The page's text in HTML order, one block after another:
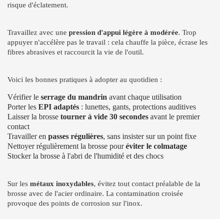
risque d'éclatement.
Travaillez avec une pression d'appui légère à modérée. Trop
appuyer n'accélère pas le travail : cela chauffe la pièce, écrase les
fibres abrasives et raccourcit la vie de l'outil.
Voici les bonnes pratiques à adopter au quotidien :
Vérifier le serrage du mandrin avant chaque utilisation
Porter les EPI adaptés : lunettes, gants, protections auditives
Laisser la brosse tourner à vide 30 secondes avant le premier
contact
Travailler en passes régulières, sans insister sur un point fixe
Nettoyer régulièrement la brosse pouréviter le colmatage
Stocker la brosse à l'abri de l'humidité et des chocs
Sur les métaux inoxydables, évitez tout contact préalable de la
brosse avec de l'acier ordinaire. La contamination croisée
provoque des points de corrosion sur l'inox.